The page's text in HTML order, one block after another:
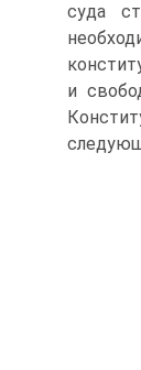
суда
и